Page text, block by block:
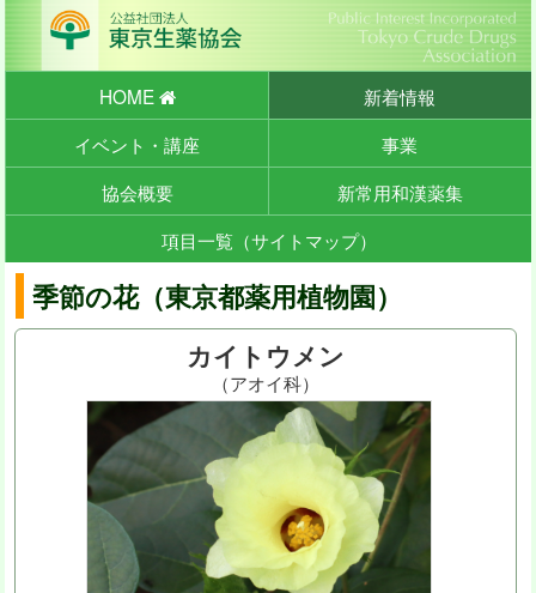
HOME
新着情報
イベント・講座
事業
協会概要
新常用和漢薬集
項目一覧（サイトマップ）
季節の花（東京都薬用植物園）
カイトウメン
（アオイ科）